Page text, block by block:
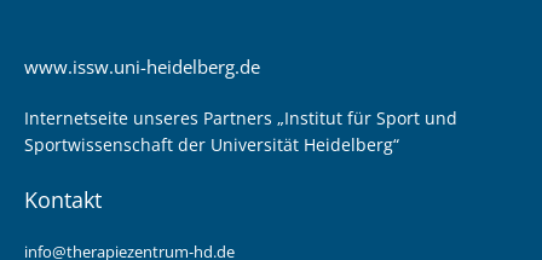
www.issw.uni-heidelberg.de
Internetseite unseres Partners „Institut für Sport und
Sportwissenschaft der Universität Heidelberg“
Kontakt
info@therapiezentrum-hd.de